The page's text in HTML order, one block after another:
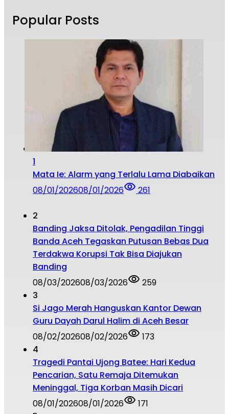
Popular Posts
1
Mata Ie: Alarm yang Terlalu Lama Diabaikan
08/01/202608/01/2026 261
2
Banding Jaksa Ditolak, Pengadilan Tinggi
Banda Aceh Tegaskan Putusan Bebas Dua
Terdakwa Korupsi Tak Bisa Diajukan
Banding
08/03/202608/03/2026
259
3
Si Jago Merah Hanguskan Kantor Dewan
Guru Dayah Darul Halim di Aceh Besar
08/02/202608/02/2026
173
4
Tragedi Pantai Ujong Batee: Hari Kedua
Pencarian, Satu Remaja Ditemukan
Meninggal, Tiga Korban Masih Dicari
08/01/202608/01/2026
171